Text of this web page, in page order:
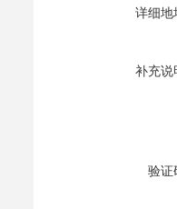
详细地
补充说
验证